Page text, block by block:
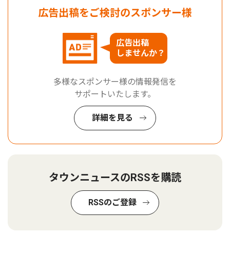
広告出稿をご検討のスポンサー様
広告出稿
しませんか？
多様なスポンサー様の情報発信を
サポートいたします。
詳細を見る
タウンニュースのRSSを購読
RSSのご登録